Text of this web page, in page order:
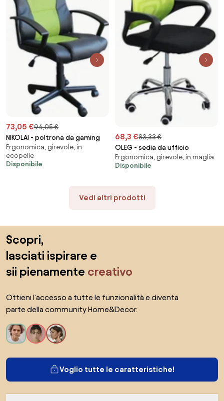
73,05 €94,05 €
NIKOLAI - poltrona da gaming
Ergonomica, girevole, in
ecopelle
Disponibile
68,3 €83,33 €
OLEG - sedia da ufficio
Ergonomica, girevole, in maglia
Disponibile
Vedi altri prodotti
Scopri,
lasciati ispirare e
sii pienamente creativo
Ottieni l'accesso a tutte le funzionalità e diventa
parte della community Home&Decor.
Voglio tutte le caratteristiche!